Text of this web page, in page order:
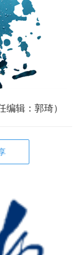
编辑：郭琦）